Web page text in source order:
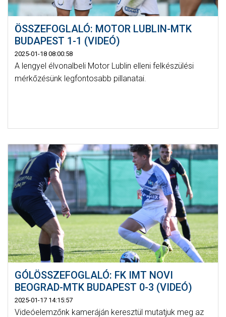
ÖSSZEFOGLALÓ: MOTOR LUBLIN-MTK
BUDAPEST 1-1 (VIDEÓ)
2025-01-18 08:00:58
A lengyel élvonalbeli Motor Lublin elleni felkészülési
mérkőzésünk legfontosabb pillanatai.
GÓLÖSSZEFOGLALÓ: FK IMT NOVI
BEOGRAD-MTK BUDAPEST 0-3 (VIDEÓ)
2025-01-17 14:15:57
Videóelemzőnk kameráján keresztül mutatjuk meg az